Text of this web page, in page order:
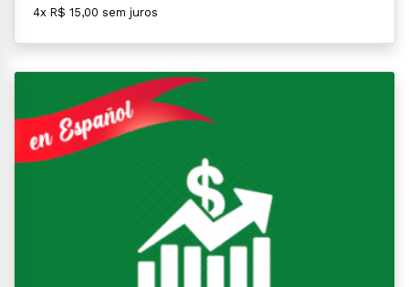
4x R$ 15,00 sem juros